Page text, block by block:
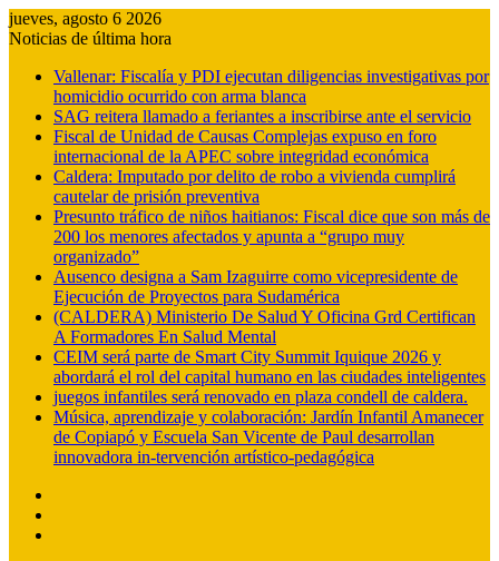
jueves, agosto 6 2026
Noticias de última hora
Vallenar: Fiscalía y PDI ejecutan diligencias investigativas por
homicidio ocurrido con arma blanca
SAG reitera llamado a feriantes a inscribirse ante el servicio
Fiscal de Unidad de Causas Complejas expuso en foro
internacional de la APEC sobre integridad económica
Caldera: Imputado por delito de robo a vivienda cumplirá
cautelar de prisión preventiva
Presunto tráfico de niños haitianos: Fiscal dice que son más de
200 los menores afectados y apunta a “grupo muy
organizado”
Ausenco designa a Sam Izaguirre como vicepresidente de
Ejecución de Proyectos para Sudamérica
(CALDERA) Ministerio De Salud Y Oficina Grd Certifican
A Formadores En Salud Mental
CEIM será parte de Smart City Summit Iquique 2026 y
abordará el rol del capital humano en las ciudades inteligentes
juegos infantiles será renovado en plaza condell de caldera.
Música, aprendizaje y colaboración: Jardín Infantil Amanecer
de Copiapó y Escuela San Vicente de Paul desarrollan
innovadora in-tervención artístico-pedagógica